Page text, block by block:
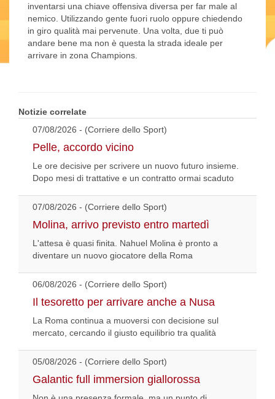
inventarsi una chiave offensiva diversa per far male al
nemico. Utilizzando gente fuori ruolo oppure chiedendo
in giro qualità mai pervenute. Una volta, due ti può
andare bene ma non è questa la strada ideale per
arrivare in zona Champions.
Notizie correlate
07/08/2026 - (Corriere dello Sport)
Pelle, accordo vicino
Le ore decisive per scrivere un nuovo futuro insieme.
Dopo mesi di trattative e un contratto ormai scaduto
07/08/2026 - (Corriere dello Sport)
Molina, arrivo previsto entro martedì
L'attesa è quasi finita. Nahuel Molina è pronto a
diventare un nuovo giocatore della Roma
06/08/2026 - (Corriere dello Sport)
Il tesoretto per arrivare anche a Nusa
La Roma continua a muoversi con decisione sul
mercato, cercando il giusto equilibrio tra qualità
05/08/2026 - (Corriere dello Sport)
Galantic full immersion giallorossa